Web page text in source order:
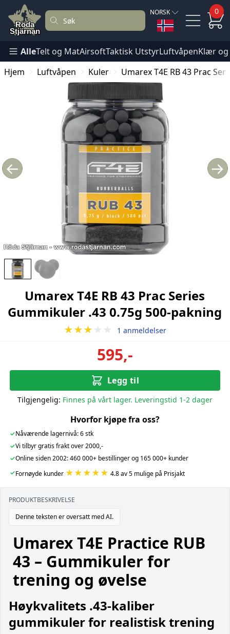
NORSK 0
AlleTelt og MatAirsoftTaktisk UtstyrLuftvåpenKlær
Hjem
Luftvåpen Kuler Umarex T4E RB 43 Prac
← →
Umarex T4E RB 43 Prac Series
Gummikuler .43 0.75g 500-pakning
★★★ ★★ 1 anmeldelser
595,-
Legg til
Tilgjengelig: Finnes på vårt lager. Leveringstid 1-2 dager
Hvorfor kjøpe fra oss?
✓Nåværende lagernivå: 6 stk
✓Vi tilbyr gratis frakt over 2000,-
✓Online siden 2002: 460 000+ bestillinger og 165 000+ kunder
✓Fornøyde kunder ★★★★★ 4.8 av 5 mulige på Prisjakt
PRODUKTBESKRIVELSE
Denne teksten er oversatt med AI.
Umarex T4E Practice RUB
43 – Gummikuler for
trening og øvelse
Høykvalitets .43-kaliber
gummikuler for realistisk trening